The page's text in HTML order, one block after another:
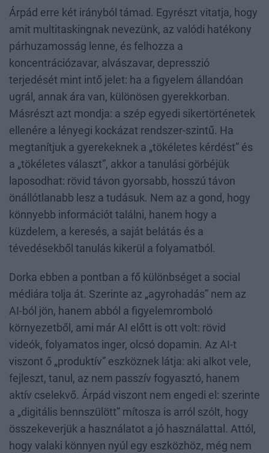
Árpád erre két irányból támad. Egyrészt vitatja, hogy
amit multitaskingnak nevezünk, az valódi hatékony
párhuzamosság lenne, és felhozza a
koncentrációzavar, alvászavar, depresszió
terjedését mint intő jelet: ha a figyelem állandóan
ugrál, annak ára van, különösen gyerekkorban.
Másrészt azt mondja: a szép egyedi sikertörténetek
ellenére a lényegi kockázat rendszer-szintű. Ha
megtanítjuk a gyerekeknek a „tökéletes kérdést” és
a „tökéletes választ”, akkor a tanulási görbéjük
laposodhat: rövid távon gyorsabb, hosszú távon
önállótlanabb lesz a tudásuk. Nem az a gond, hogy
könnyebb információt találni, hanem hogy a
küzdelem, a keresés, a saját belátás és a
tévedésekből tanulás kikerül a folyamatból.
Dorka ebben a pontban a fő különbséget a social
médiára tolja át. Szerinte az „agyrohadás” nem az
AI-ból jön, hanem abból a figyelemromboló
környezetből, ami már AI előtt is ott volt: rövid
videók, folyamatos inger, olcsó dopamin. Az AI-t
viszont ő „produktív” eszköznek látja: aki alkot vele,
fejleszt, tanul, az nem passzív fogyasztó, hanem
aktív cselekvő. Árpád viszont nem engedi el: szerinte
a „digitális bennszülött” mítosza is arról szólt, hogy
összekeverjük a használatot a jó használattal. Attól,
hogy valaki könnyen nyúl egy eszközhöz, még nem